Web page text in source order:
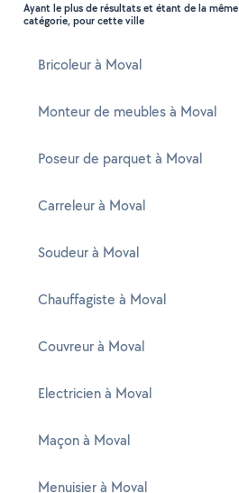
Ayant le plus de résultats et étant de la même
catégorie, pour cette ville
Bricoleur à Moval
Monteur de meubles à Moval
Poseur de parquet à Moval
Carreleur à Moval
Soudeur à Moval
Chauffagiste à Moval
Couvreur à Moval
Electricien à Moval
Maçon à Moval
Menuisier à Moval